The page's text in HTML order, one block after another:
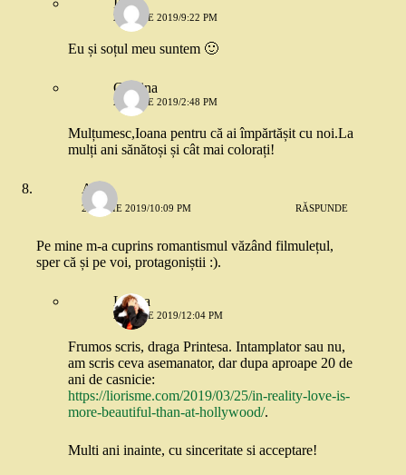
Ilinca
25 IULIE 2019/9:22 PM
Eu și soțul meu suntem 🙂
Cristina
26 IULIE 2019/2:48 PM
Mulțumesc,Ioana pentru că ai împărtășit cu noi.La
mulți ani sănătoși și cât mai colorați!
Ane
25 IULIE 2019/10:09 PM RĂSPUNDE
Pe mine m-a cuprins romantismul văzând filmulețul,
sper că și pe voi, protagoniștii :).
Lioara
26 IULIE 2019/12:04 PM
Frumos scris, draga Printesa. Intamplator sau nu,
am scris ceva asemanator, dar dupa aproape 20 de
ani de casnicie:
https://liorisme.com/2019/03/25/in-reality-love-is-
more-beautiful-than-at-hollywood/.
Multi ani inainte, cu sinceritate si acceptare!